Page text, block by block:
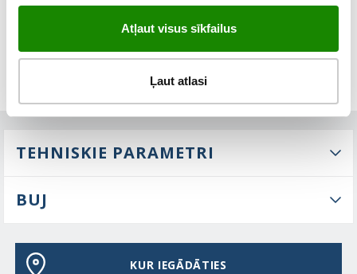
Atļaut visus sīkfailus
Ļaut atlasi
TEHNISKIE PARAMETRI
BUJ
KUR IEGĀDĀTIES